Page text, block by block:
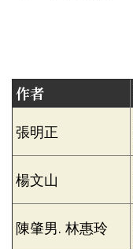
作者
張明正
楊文山
陳肇男. 林惠玲